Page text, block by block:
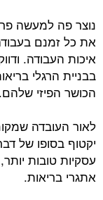
נוצר פה למעשה
את כל זמנם
איכות העבודה.
בבניית הרגלי
הכושר הפיזי שלהם.
לאור העובדה
יקטוף בסופו של
עסקיות טובות
אתגרי בריאות.